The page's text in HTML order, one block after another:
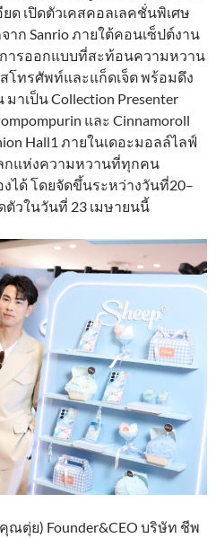
ด เปิดตัวเคสคอลเลคชั่นพิเศษ
าก Sanrio ภายใต้คอนเซ็ปต์งาน
นการออกแบบที่สะท้อนความหวาน
โทรศัพท์และแก็ดเจ็ต พร้อมดึง
าเป็น Collection Presenter
และ Cinnamoroll
Hall1 ภายในเดอะมอลล์ไลฟ์
กแห่งความหวานที่ทุกคน
ได้ โดยจัดขึ้นระหว่างวันที่20–
ตัวในวันที่ 23 เมษายนนี้
ตุ่ย) Founder&CEO บริษัท ชีพ